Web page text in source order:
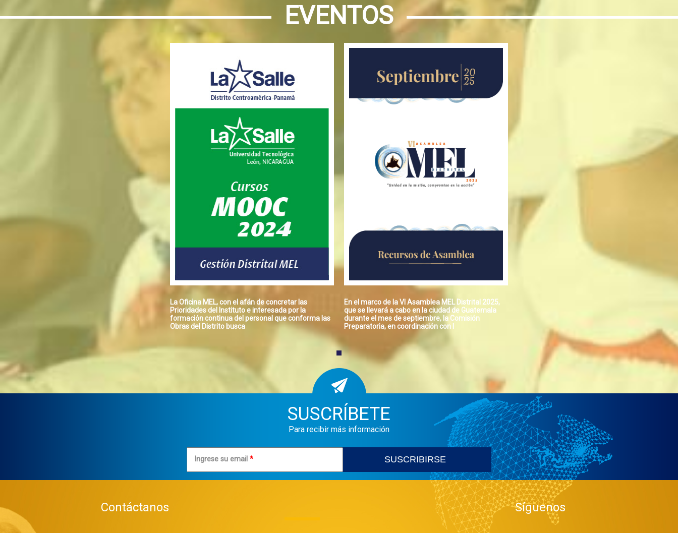
EVENTOS
en coordinación con l
La Oficina MEL, con el afán de concretar las
Prioridades del Instituto e interesada por la
formación continua del personal que conforma las
Obras del Distrito busca
En el marco de la VI Asamblea MEL Distrital 2025,
que se llevará a cabo en la ciudad de Guatemala
durante el mes de septiembre, la Comisión
Preparatoria, en coordinación con l
SUSCRÍBETE
Para recibir más información
Ingrese su email *
Contáctanos Síguenos